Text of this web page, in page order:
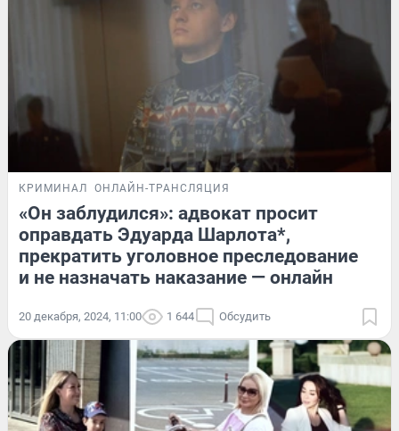
КРИМИНАЛ ОНЛАЙН-ТРАНСЛЯЦИЯ
«Он заблудился»: адвокат просит
оправдать Эдуарда Шарлота*,
прекратить уголовное преследование
и не назначать наказание — онлайн
20 декабря, 2024, 11:00 1 644 Обсудить